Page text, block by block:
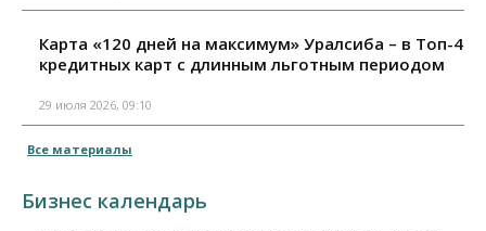
Карта «120 дней на максимум» Уралсиба – в Топ-4
кредитных карт с длинным льготным периодом
29 июля 2026, 09:10
Все материалы
Бизнес календарь